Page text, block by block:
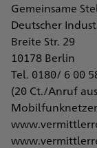
Gemeinsame
Deutscher
Breite Str. 29
10178 Berlin
Tel. 0180/ 6 00
(20 Ct./Anruf